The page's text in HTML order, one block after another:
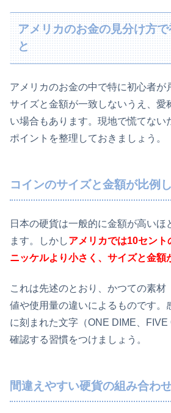
アメリカのお金の見分け方
と
アメリカのお金の中で特に初心者が
サイズと金額が一致しないうえ、愛
い場合もあります。現地で慌てない
ポイントを整理しておきましょう。
コインのサイズと金額が比例
日本の硬貨は一般的に金額が高いほ
ます。しかしアメリカでは10セン
ニッケルより小さく、サイズと金額
これは先述のとおり、かつての素材
値や使用量の違いによるものです。
に刻まれた文字（ONE DIME、
確認する習慣をつけましょう。
間違えやすい硬貨の組み合わ